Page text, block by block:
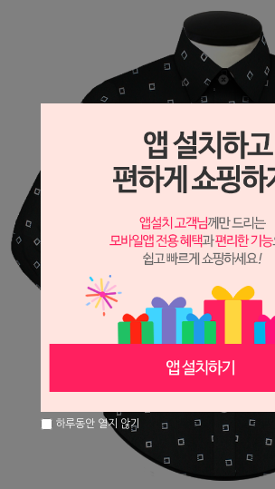
하루동안 열지 않기